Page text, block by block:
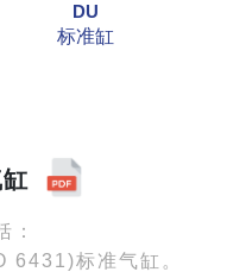
DU
标准缸
：
标准气缸。